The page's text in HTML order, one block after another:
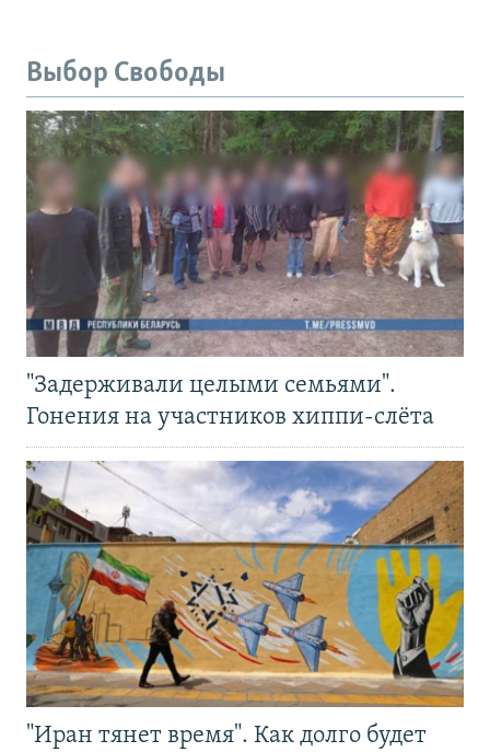
Выбор Свободы
"Задерживали целыми семьями".
Гонения на участников хиппи-слёта
"Иран тянет время". Как долго будет